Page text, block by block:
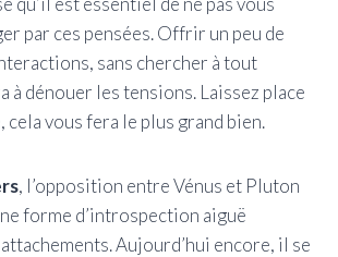
par ces pensées. Offrir un peu de
sans chercher à tout
à dénouer les tensions. Laissez place
cela vous fera le plus grand bien.
, l’opposition entre Vénus et Pluton
forme d’introspection aiguë
Aujourd’hui encore, il se